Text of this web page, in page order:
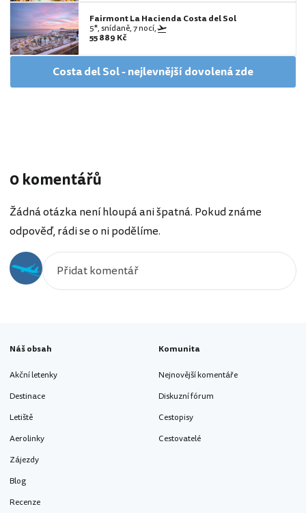
Fairmont La Hacienda Costa del Sol
5*, snídaně, 7 nocí,
55 889 Kč
Costa del Sol - nejlevnější dovolená zde
0 komentářů
Žádná otázka není hloupá ani špatná. Pokud známe
odpověď, rádi se o ni podělíme.
Náš obsah
Akční letenky
Destinace
Letiště
Aerolinky
Zájezdy
Blog
Recenze
Komunita
Nejnovější komentáře
Diskuzní fórum
Cestopisy
Cestovatelé